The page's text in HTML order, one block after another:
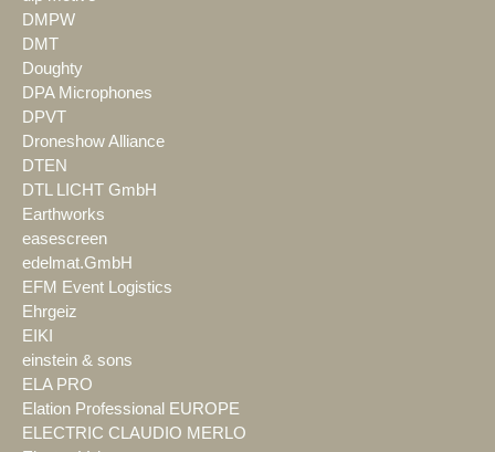
DMPW
DMT
Doughty
DPA Microphones
DPVT
Droneshow Alliance
DTEN
DTL LICHT GmbH
Earthworks
easescreen
edelmat.GmbH
EFM Event Logistics
Ehrgeiz
EIKI
einstein & sons
ELA PRO
Elation Professional EUROPE
ELECTRIC CLAUDIO MERLO